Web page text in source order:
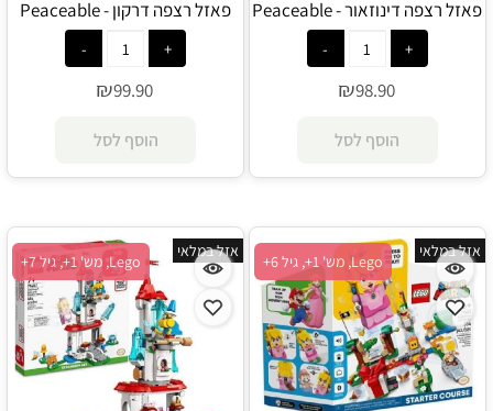
פאזל רצפה דינוזאור - Peaceable
Kingdom
₪98.90
הוסף לסל
פאזל רצפה דרקון - Peaceable
Kingdom
₪99.90
הוסף לסל
Lego, מש' 1+, גיל 6+
אזל במלאי
Lego, מש' 1+, גיל 7+
אזל במלאי